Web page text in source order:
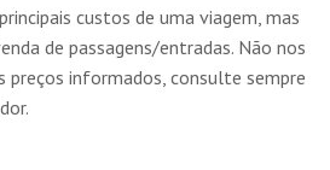
custos de uma viagem, mas
de passagens/entradas. Não nos
preços informados, consulte sempre